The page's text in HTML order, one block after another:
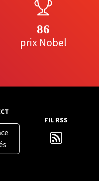
86
prix Nobel
FIL RSS